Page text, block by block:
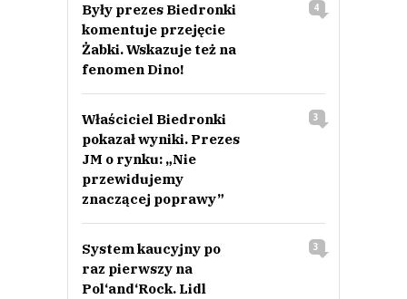
Były prezes Biedronki
komentuje przejęcie
Żabki. Wskazuje też na
fenomen Dino!
4
Właściciel Biedronki
pokazał wyniki. Prezes
JM o rynku: „Nie
przewidujemy
znaczącej poprawy”
3
System kaucyjny po
raz pierwszy na
Pol‘and‘Rock. Lidl
3